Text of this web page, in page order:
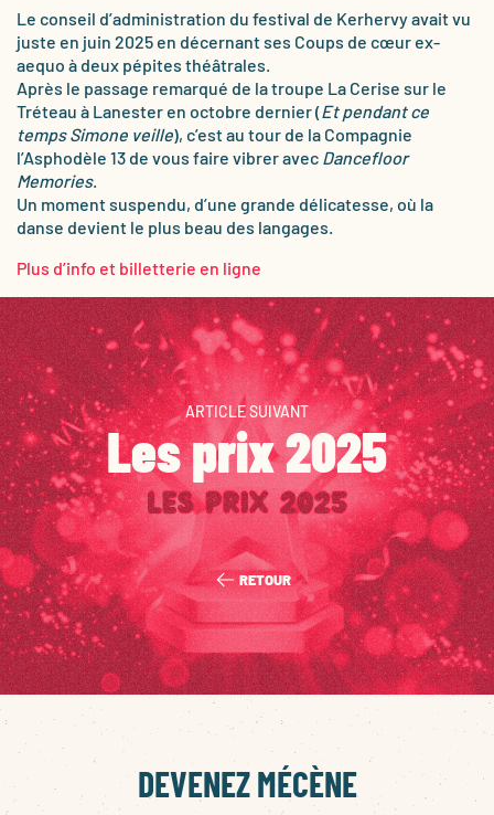
Le conseil d’administration du festival de Kerhervy avait vu
juste en juin 2025 en décernant ses Coups de cœur ex-
aequo à deux pépites théâtrales.
Après le passage remarqué de la troupe La Cerise sur le
Tréteau à Lanester en octobre dernier (Et pendant ce
temps Simone veille), c’est au tour de la Compagnie
l’Asphodèle 13 de vous faire vibrer avec Dancefloor
Memories.
Un moment suspendu, d’une grande délicatesse, où la
danse devient le plus beau des langages.
Plus d’info et billetterie en ligne
ARTICLE SUIVANT
Les prix 2025
RETOUR
DEVENEZ MÉCÈNE